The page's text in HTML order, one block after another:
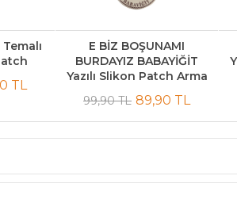
Temalı
TL
E BİZ BOŞUNAMI
BURDAYIZ BABAYİĞİT
Yazılı Slikon Patch Arma
99,90 TL 89,90 TL